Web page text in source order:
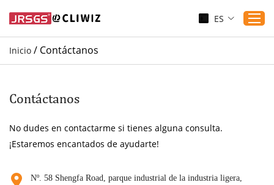
Sustenibilidad
ES
Inicio / Contáctanos
Contáctanos
No dudes en contactarme si tienes alguna consulta.
¡Estaremos encantados de ayudarte!
Nº. 58 Shengfa Road, parque industrial de la industria ligera,